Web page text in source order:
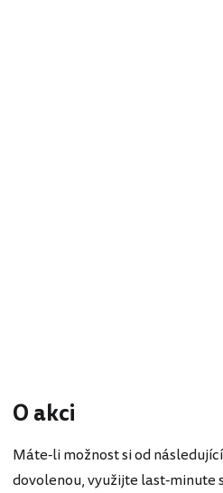
O akci
Máte-li možnost si od
dovolenou, využijte last-minute